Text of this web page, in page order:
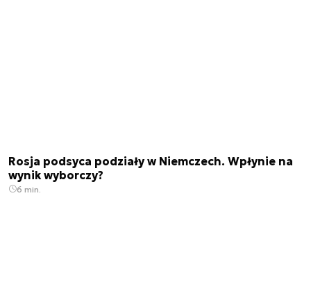
Rosja podsyca podziały w Niemczech. Wpłynie na
wynik wyborczy?
6 min.